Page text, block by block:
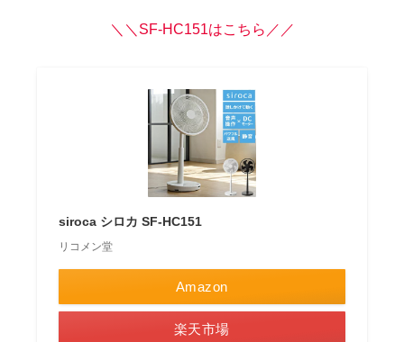
＼＼SF-HC151はこちら／／
siroca シロカ SF-HC151
リコメン堂
Amazon
楽天市場